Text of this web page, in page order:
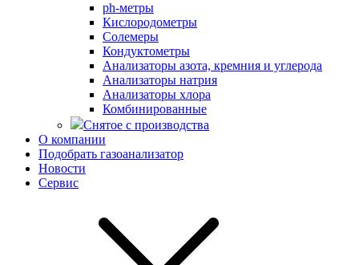
ph-метры
Кислородометры
Солемеры
Кондуктометры
Анализаторы азота, кремния и углерода
Анализаторы натрия
Анализаторы хлора
Комбинированные
Снятое с производства
О компании
Подобрать газоанализатор
Новости
Сервис